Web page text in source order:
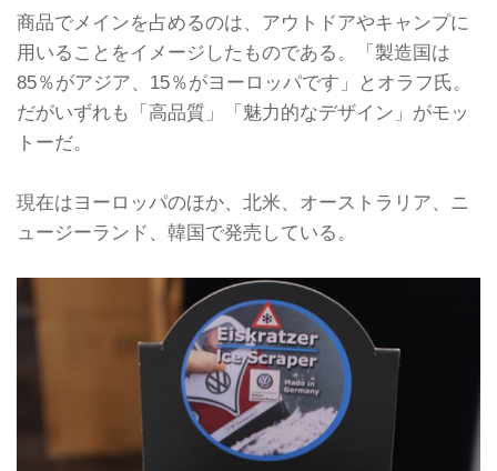
商品でメインを占めるのは、アウトドアやキャンプに
用いることをイメージしたものである。「製造国は
85％がアジア、15％がヨーロッパです」とオラフ氏。
だがいずれも「高品質」「魅力的なデザイン」がモッ
トーだ。
現在はヨーロッパのほか、北米、オーストラリア、ニ
ュージーランド、韓国で発売している。